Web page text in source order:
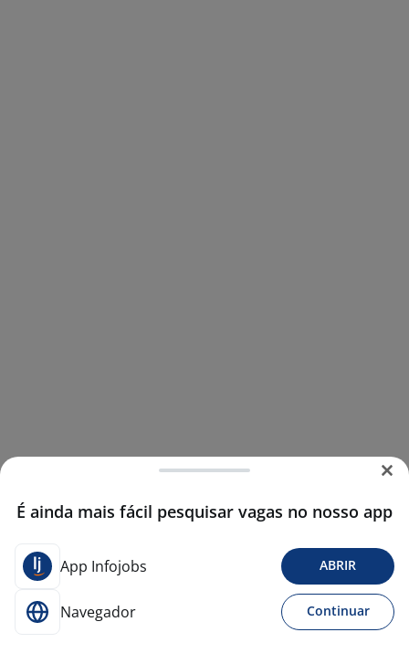
É ainda mais fácil pesquisar vagas no nosso app
App Infojobs ABRIR
Navegador Continuar